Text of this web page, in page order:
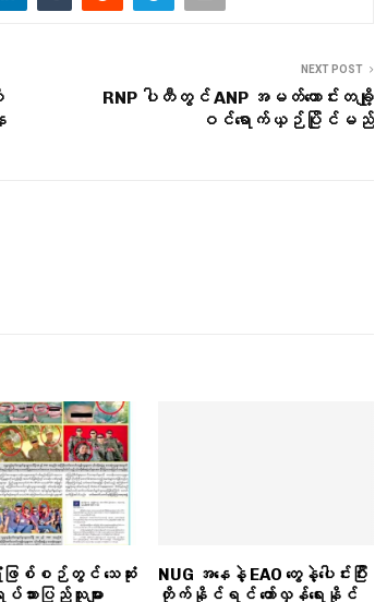
NEXT POST
RNP ပါတီတွင် ANP အမတ်ဟောင်းတချို့
ဝင်ရောက်ယှဉ်ပြိုင်မည်
းရုံဖြစ်စဉ်တွင် သေဆုံး
သားပြည်သူများ
NUG အနေနဲ့ EAO တွေနဲ့ပေါင်းပြီး
တိုက်နိုင်ရင် တော်လှန်ရေးနိုင်